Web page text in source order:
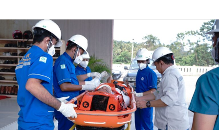
IMIP
Latih
Kesiapan
Karyawan
untuk
Tanggap
Bencana